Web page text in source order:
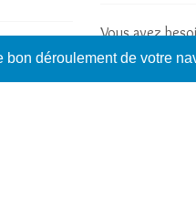
déroulement de votre
dédié
Vous avez
stockage pour